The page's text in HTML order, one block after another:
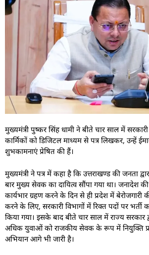
मुख्यमंत्री पुष्कर सिंह धामी ने बीते चार साल में
कार्मिकों को डिजिटल माध्यम से पत्र लिखकर, उन्हें
शुभकामनाएं प्रेषित की हैं।
मुख्यमंत्री ने पत्र में कहा है कि उत्तराखण्ड की जनता
बार मुख्य सेवक का दायित्व सौंपा गया था। जनादेश
कार्यभार ग्रहण करने के दिन से ही प्रदेश में बेरोजगारी
करने के लिए, सरकारी विभागों में रिक्त पदों पर
किया गया। इसके बाद बीते चार साल में राज्य सरकार
अधिक युवाओं को राजकीय सेवक के रूप में नियुक्ति
अभियान आगे भी जारी है।